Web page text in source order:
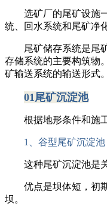
选矿厂的尾矿设施
统、回水系统和尾矿净
尾矿储存系统是尾
存储系统的主要构筑物
矿输送系统的输送形式。
01尾矿沉淀池
根据地形条件和施
1、谷型尾矿沉淀池
这种尾矿沉淀池是
优点是坝体短，初
坝。